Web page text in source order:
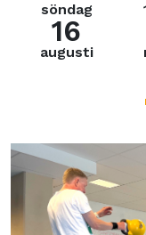
söndag
16
augusti